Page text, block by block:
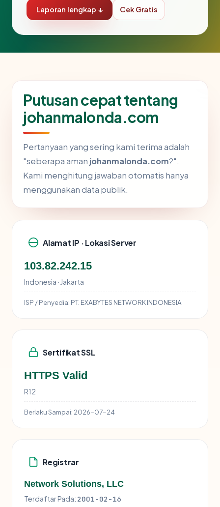
Laporan lengkap ↓ Cek Gratis
Putusan cepat tentang
johanmalonda.com
Pertanyaan yang sering kami terima adalah
"seberapa aman johanmalonda.com?".
Kami menghitung jawaban otomatis hanya
menggunakan data publik.
Alamat IP · Lokasi Server
103.82.242.15
Indonesia · Jakarta
ISP / Penyedia: PT. EXABYTES NETWORK INDONESIA
Sertifikat SSL
HTTPS Valid
R12
Berlaku Sampai: 2026-07-24
Registrar
Network Solutions, LLC
Terdaftar Pada: 2001-02-16